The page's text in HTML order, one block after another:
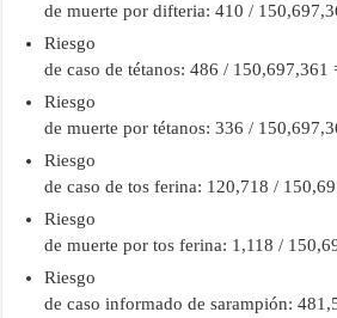
de muerte por difteria: 410 /
Riesgo
de caso de tétanos: 486 / 150,697,361
Riesgo
de muerte por tétanos: 336 /
Riesgo
de caso de tos ferina: 120,718 /
Riesgo
de muerte por tos ferina: 1,118 /
Riesgo
de caso informado de sarampión: